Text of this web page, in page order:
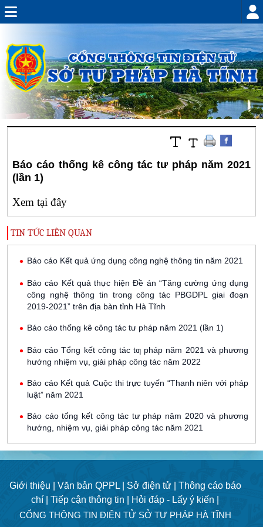
Báo cáo thống kê công tác tư pháp năm 2021
(lần 1)
Xem tại đây
TIN TỨC LIÊN QUAN
Báo cáo Kết quả ứng dụng công nghệ thông tin năm 2021
Báo cáo Kết quả thực hiện Đề án “Tăng cường ứng dụng
công nghệ thông tin trong công tác PBGDPL giai đoạn
2019-2021” trên địa bàn tỉnh Hà Tĩnh
Báo cáo thống kê công tác tư pháp năm 2021 (lần 1)
Báo cáo Tổng kết công tác tƣ pháp năm 2021 và phương
hướng nhiệm vụ, giải pháp công tác năm 2022
Báo cáo Kết quả Cuộc thi trực tuyến “Thanh niên với pháp
luật” năm 2021
Báo cáo tổng kết công tác tư pháp năm 2020 và phương
hướng, nhiệm vụ, giải pháp công tác năm 2021
Giới thiệu | Văn bản QPPL | Sở điện tử |
Thông cáo báo
chí |
Tiếp cận thông tin |
Hỏi đáp - Lấy ý kiến |
CỔNG THÔNG TIN ĐIỆN TỬ SỞ TƯ PHÁP HÀ TĨNH